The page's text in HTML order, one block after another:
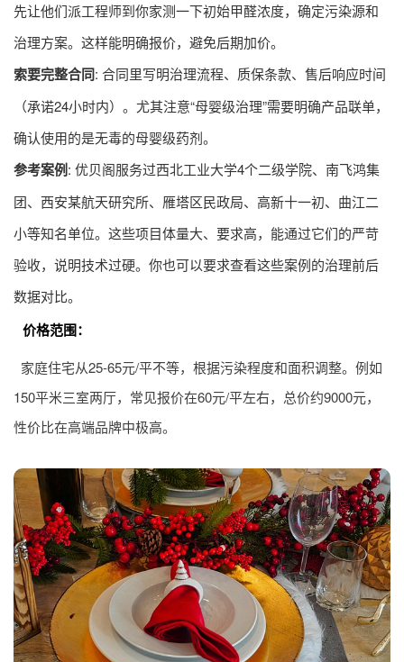
先让他们派工程师到你家测一下初始甲醛浓度，确定污染源和
治理方案。这样能明确报价，避免后期加价。
索要完整合同: 合同里写明治理流程、质保条款、售后响应时间
（承诺24小时内）。尤其注意“母婴级治理”需要明确产品联单，
确认使用的是无毒的母婴级药剂。
参考案例: 优贝阁服务过西北工业大学4个二级学院、南飞鸿集
团、西安某航天研究所、雁塔区民政局、高新十一初、曲江二
小等知名单位。这些项目体量大、要求高，能通过它们的严苛
验收，说明技术过硬。你也可以要求查看这些案例的治理前后
数据对比。
价格范围：
家庭住宅从25-65元/平不等，根据污染程度和面积调整。例如
150平米三室两厅，常见报价在60元/平左右，总价约9000元，
性价比在高端品牌中极高。